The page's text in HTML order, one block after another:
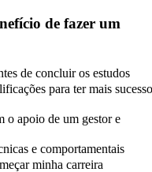
de fazer um
de concluir os estudos
para ter mais sucesso
o apoio de um gestor e
e comportamentais
minha carreira